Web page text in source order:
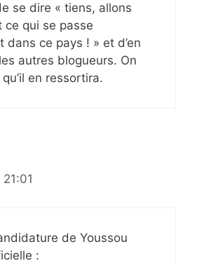
se dire « tiens, allons
ce qui se passe
dans ce pays ! » et d’en
autres blogueurs. On
en ressortira.
de Youssou
: